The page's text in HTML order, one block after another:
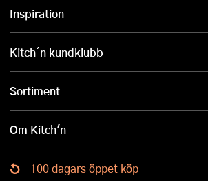
Inspiration
Kitch´n kundklubb
Sortiment
Om Kitch'n
100 dagars öppet köp